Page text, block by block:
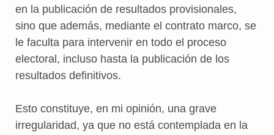
en la publicación de resultados provisionales,
sino que además, mediante el contrato marco, se
le faculta para intervenir en todo el proceso
electoral, incluso hasta la publicación de los
resultados definitivos.
Esto constituye, en mi opinión, una grave
irregularidad, ya que no está contemplada en la